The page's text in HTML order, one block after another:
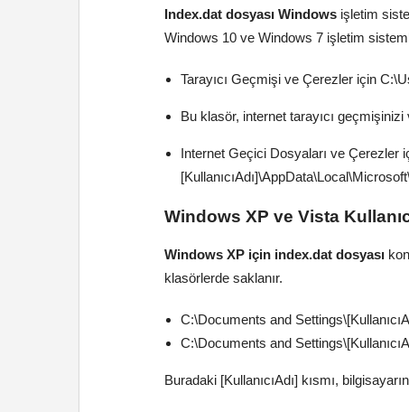
Index.dat dosyası Windows işletim
Windows 10 ve Windows 7 işletim
Tarayıcı Geçmişi ve Çerezler için
Bu klasör, internet tarayıcı geçmişinizi
Internet Geçici Dosyaları ve Çerezler
Windows XP ve Vista
Windows XP için index.dat dosyası
klasörlerde saklanır.
C:\Documents and
C:\Documents and
Buradaki [KullanıcıAdı] kısmı,